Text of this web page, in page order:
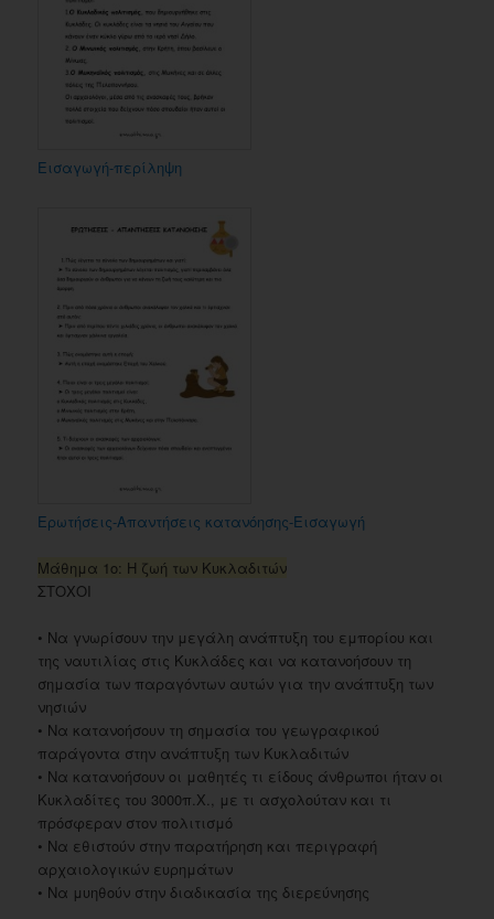
Εισαγωγή-περίληψη
Ερωτήσεις-Απαντήσεις κατανόησης-Εισαγωγή
Μάθημα 1ο: Η ζωή των Κυκλαδιτών
ΣΤΟΧΟΙ
• Να γνωρίσουν την μεγάλη ανάπτυξη του εμπορίου και
της ναυτιλίας στις Κυκλάδες και να κατανοήσουν τη
σημασία των παραγόντων αυτών για την ανάπτυξη των
νησιών
• Να κατανοήσουν τη σημασία του γεωγραφικού
παράγοντα στην ανάπτυξη των Κυκλαδιτών
• Να κατανοήσουν οι μαθητές τι είδους άνθρωποι ήταν οι
Κυκλαδίτες του 3000π.Χ., με τι ασχολούταν και τι
πρόσφεραν στον πολιτισμό
• Να εθιστούν στην παρατήρηση και περιγραφή
αρχαιολογικών ευρημάτων
• Να μυηθούν στην διαδικασία της διερεύνησης